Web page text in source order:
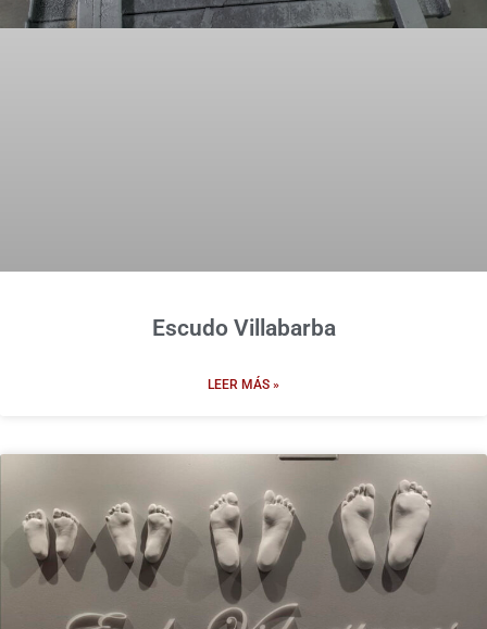
Escudo Villabarba
LEER MÁS »